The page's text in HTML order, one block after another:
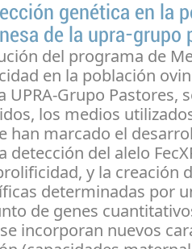
genética en la
de la upra-grupo
del programa de
en la población
UPRA-Grupo Pastores,
los medios
han marcado el
del alelo
y la creación
determinadas por
de genes
incorporan nuevos